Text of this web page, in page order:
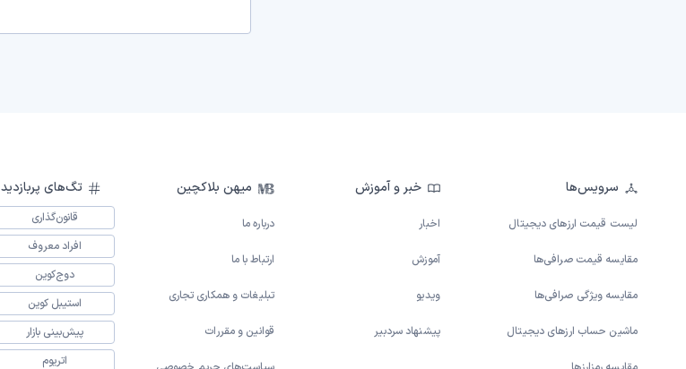
سرویس‌ها
لیست قیمت ارزهای دیجیتال
مقایسه قیمت صرافی‌ها
مقایسه ویژگی صرافی‌ها
ماشین حساب ارزهای دیجیتال
خبر و آموزش
اخبار
آموزش
ویدیو
پیشنهاد سردبیر
میهن بلاکچین
درباره ما
ارتباط با ما
تبلیغات و همکاری تجاری
قوانین و مقررات
تگ‌های پربازدید
قانون‌گذاری
افراد معروف
دوج‌کوین
استیبل کوین
پیش‌بینی بازار
اتریوم